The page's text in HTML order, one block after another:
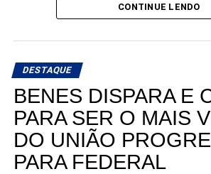
CONTINUE LENDO
DESTAQUE
BENES DISPARA E
PARA SER O MAIS
DO UNIÃO
PARA FEDERAL